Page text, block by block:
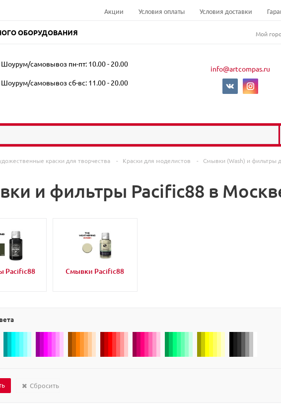
Акции Условия оплаты Условия доставки
ОБОРУДОВАНИЯ Мой
Шоурум/самовывоз пн-пт: 10.00 - 20.00
Шоурум/самовывоз сб-вс: 11.00 - 20.00
info@artcompas.ru
краски для творчества - Краски для моделистов - Смывки (Wash) и фильтры
и фильтры Pacific88 в
Pacific88 Смывки Pacific88
Сбросить